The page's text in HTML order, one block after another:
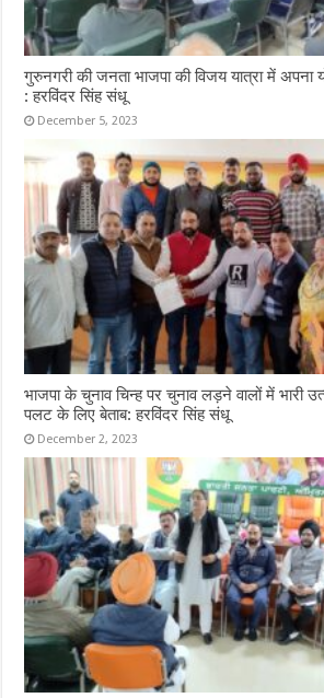
गुरुनगरी की जनता भाजपा की विजय यात्रा में अपना
: हरविंदर सिंह संधू
December 5, 2023
भाजपा के चुनाव चिन्ह पर चुनाव लड़ने वालों में भारी
पलट के लिए बेताब: हरविंदर सिंह संधू
December 2, 2023